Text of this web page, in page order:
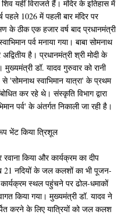
यहीं विराजते हैं। मंदिर के इतिहास में
पहले 1026 में पहली बार मंदिर पर
ठीक एक हजार वर्ष बाद प्रधानमंत्री
पर्व मनाया गया। बाबा सोमनाथ
है। प्रधानमंत्री श्री मोदी के
डॉ. यादव गुरुवार को रानी
'सोमनाथ स्वाभिमान यात्रा' के प्रथम
कर रहे थे। संस्कृति विभाग द्वारा
पर्व' के अंतर्गत निकाली जा रही है।
भेंट किया त्रिशूल
किया और कार्यक्रम का दीप
21 नदियों के जल कलशों का भी पूजन-
स्थल पहुंचने पर ढोल-धमाकों
किया गया। मुख्यमंत्री डॉ. यादव ने
करने के लिए यात्रियों को जल कलश